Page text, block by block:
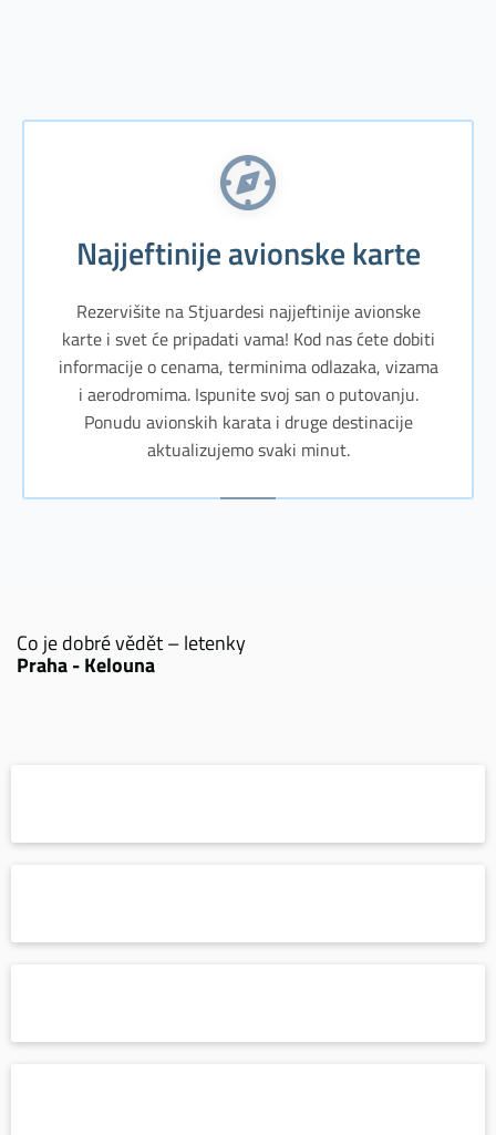
Najjeftinije avionske karte
Rezervišite na Stjuardesi najjeftinije avionske
karte i svet će pripadati vama! Kod nas ćete dobiti
informacije o cenama, terminima odlazaka, vizama
i aerodromima. Ispunite svoj san o putovanju.
Ponudu avionskih karata i druge destinacije
aktualizujemo svaki minut.
Co je dobré vědět – letenky
Praha - Kelouna